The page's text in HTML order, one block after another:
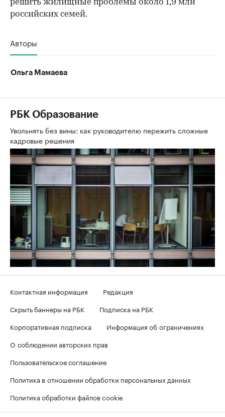
решить жилищные проблемы около 1,9 млн
российских семей.
Авторы
Ольга Мамаева
РБК Образование
Увольнять без вины: как руководителю пережить сложные
кадровые решения
Контактная информация
Редакция
Скрыть баннеры на РБК
Подписка на РБК
Корпоративная подписка
Информация об ограничениях
О соблюдении авторских прав
Пользовательское соглашение
Политика в отношении обработки персональных данных
Политика обработки файлов cookie